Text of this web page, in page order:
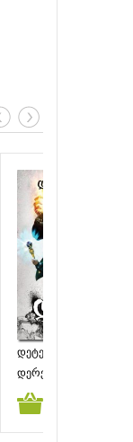
დეტექტივი
დერეკ ლენდი
კალათაში